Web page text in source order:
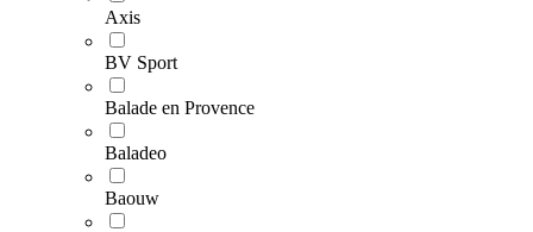
Axis
BV Sport
Balade en Provence
Baladeo
Baouw